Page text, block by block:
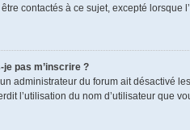
contactés à ce sujet, excepté lorsque
je pas m’inscrire ?
administrateur du forum ait désactivé
l’utilisation du nom d’utilisateur que